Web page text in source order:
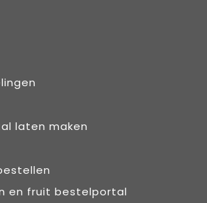
laten maken
en fruit bestelportal